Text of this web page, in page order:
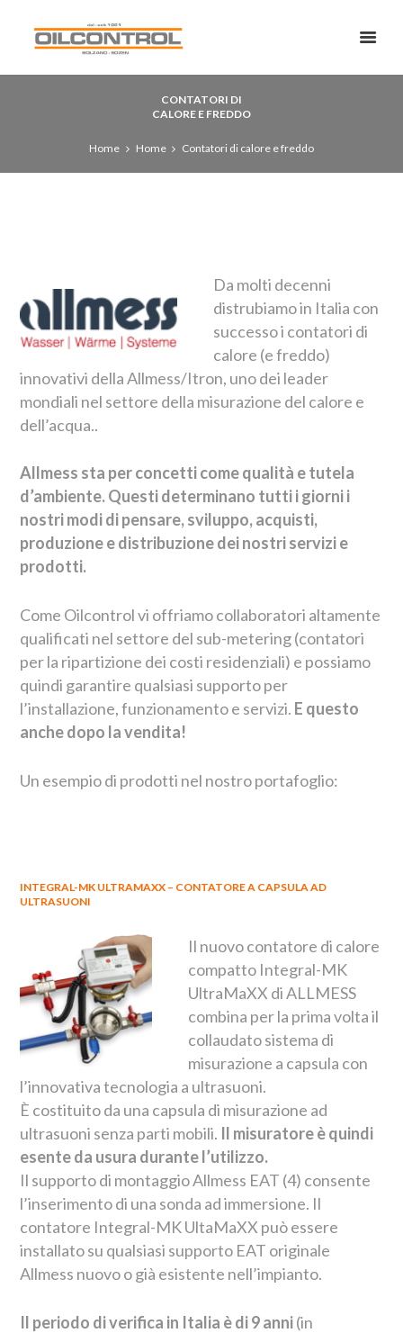
CONTATORI DI
CALORE E FREDDO
Home Home Contatori di calore e freddo
Da molti decenni
distrubiamo in Italia con
successo i contatori di
calore (e freddo)
innovativi della Allmess/Itron, uno dei leader
mondiali nel settore della misurazione del calore e
dell’acqua..
Allmess sta per concetti come qualità e tutela
d’ambiente. Questi determinano tutti i giorni i
nostri modi di pensare, sviluppo, acquisti,
produzione e distribuzione dei nostri servizi e
prodotti.
Come Oilcontrol vi offriamo collaboratori altamente
qualificati nel settore del sub-metering (contatori
per la ripartizione dei costi residenziali) e possiamo
quindi garantire qualsiasi supporto per
l’installazione, funzionamento e servizi. E questo
anche dopo la vendita!
Un esempio di prodotti nel nostro portafoglio:
INTEGRAL-MK ULTRAMAXX – CONTATORE A CAPSULA AD
ULTRASUONI
Il nuovo contatore di calore
compatto Integral-MK
UltraMaXX di ALLMESS
combina per la prima volta il
collaudato sistema di
misurazione a capsula con
l’innovativa tecnologia a ultrasuoni.
È costituito da una capsula di misurazione ad
ultrasuoni senza parti mobili. Il misuratore è quindi
esente da usura durante l’utilizzo.
Il supporto di montaggio Allmess EAT (4) consente
l’inserimento di una sonda ad immersione. Il
contatore Integral-MK UltaMaXX può essere
installato su qualsiasi supporto EAT originale
Allmess nuovo o già esistente nell’impianto.
Il periodo di verifica in Italia è di 9 anni(in